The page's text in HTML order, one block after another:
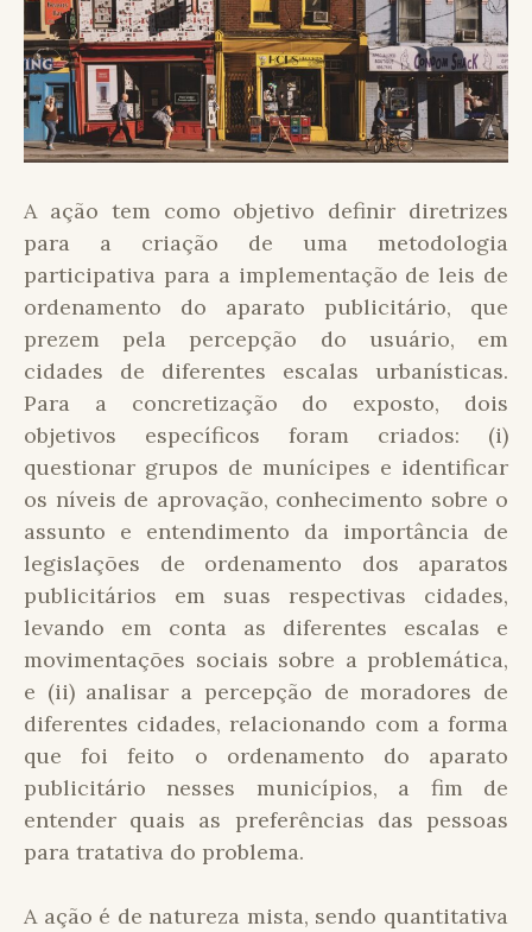
A ação tem como objetivo definir diretrizes
para a criação de uma metodologia
participativa para a implementação de leis de
ordenamento do aparato publicitário, que
prezem pela percepção do usuário, em
cidades de diferentes escalas urbanísticas.
Para a concretização do exposto, dois
objetivos específicos foram criados: (i)
questionar grupos de munícipes e identificar
os níveis de aprovação, conhecimento sobre o
assunto e entendimento da importância de
legislações de ordenamento dos aparatos
publicitários em suas respectivas cidades,
levando em conta as diferentes escalas e
movimentações sociais sobre a problemática,
e (ii) analisar a percepção de moradores de
diferentes cidades, relacionando com a forma
que foi feito o ordenamento do aparato
publicitário nesses municípios, a fim de
entender quais as preferências das pessoas
para tratativa do problema.
A ação é de natureza mista, sendo quantitativa